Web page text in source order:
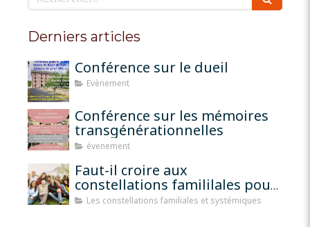
Derniers articles
Conférence sur le dueil
Evènement
Conférence sur les mémoires
transgénérationnelles
évenement
Faut-il croire aux
constellations famililales pour
qu'elles fonctionnent?
Les constellations familiales et systémiques